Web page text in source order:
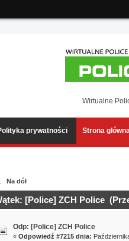
in
Wirtualne
prywatności Strona
Na dół
[Police] ZCH Police
Odp: [Police] ZCH Police
« Odpowiedź #7215 dnia: